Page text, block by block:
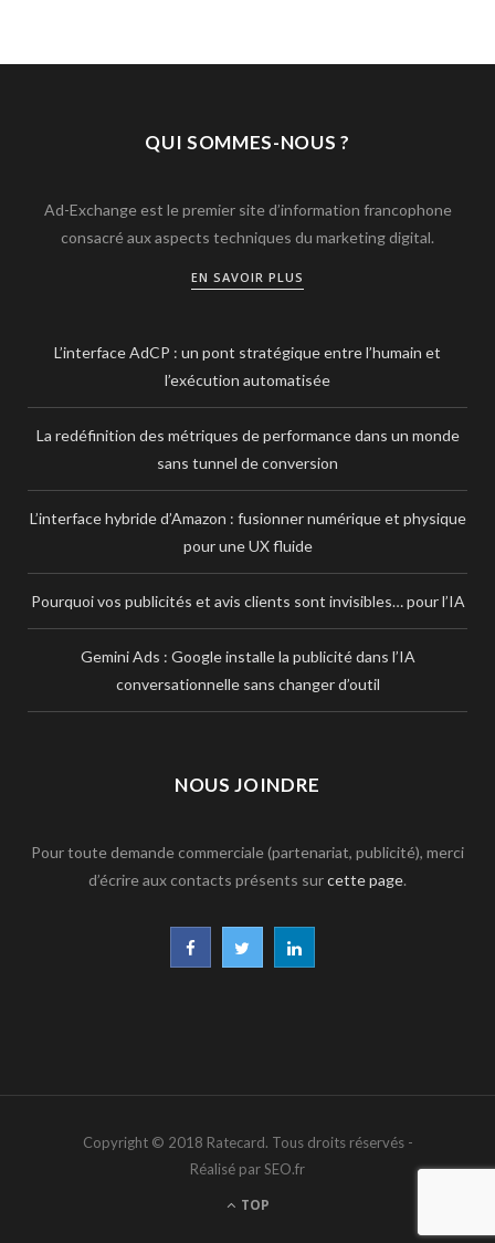
QUI SOMMES-NOUS ?
Ad-Exchange est le premier site d’information francophone
consacré aux aspects techniques du marketing digital.
EN SAVOIR PLUS
L’interface AdCP : un pont stratégique entre l’humain et
l’exécution automatisée
La redéfinition des métriques de performance dans un monde
sans tunnel de conversion
L’interface hybride d’Amazon : fusionner numérique et physique
pour une UX fluide
Pourquoi vos publicités et avis clients sont invisibles… pour l’IA
Gemini Ads : Google installe la publicité dans l’IA
conversationnelle sans changer d’outil
NOUS JOINDRE
Pour toute demande commerciale (partenariat, publicité), merci
d’écrire aux contacts présents surcette page.
F
o e
L
d
Copyright © 2018 Ratecard. Tous droits réservés -
Réalisé par SEO.fr
TOP